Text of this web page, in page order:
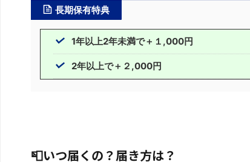
長期保有特典
1年以上2年未満で＋１,000円
2年以上で＋２,000円
📮いつ届くの？届き方は？